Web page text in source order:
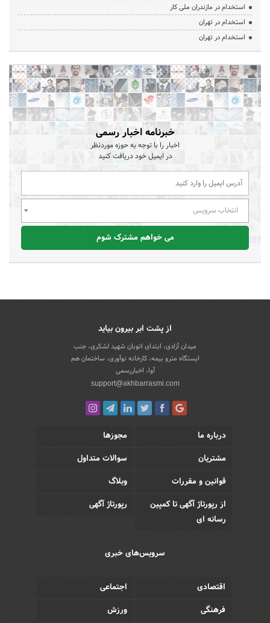
استخدام در مازندران ملی کار
استخدام در تهران
استخدام در تهران
خبرنامه اخبار رسمی
اخبار را با توجه به حوزه موردنظر
در ایمیل خود دریافت کنید
انتخاب سرویس
می خواهم مشترک شوم
از پشت ابر بیرون بیاید
میدان آزادی، ابتدای اتوبان شهید لشکری، جنب
ایستگاه مترو بیمه، کارخانه نوآوری، ساختمان هم
آوا، اخباررسمی
support@akhbarrasmi.com
درباره ما
مجوزها
مشتریان
سوالات متداول
قوانین و مقررات
وبلاگ
از رپورتاژ آگهی تا کمپین
رسانه ای
رپورتاژ آگهی
سرویس‌های خبری
اقتصادی
اجتماعی
فرهنگی
ورزش